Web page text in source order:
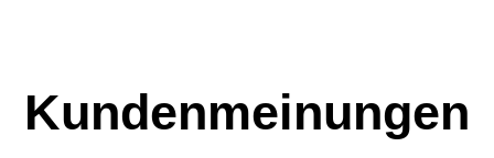
Kundenmeinungen